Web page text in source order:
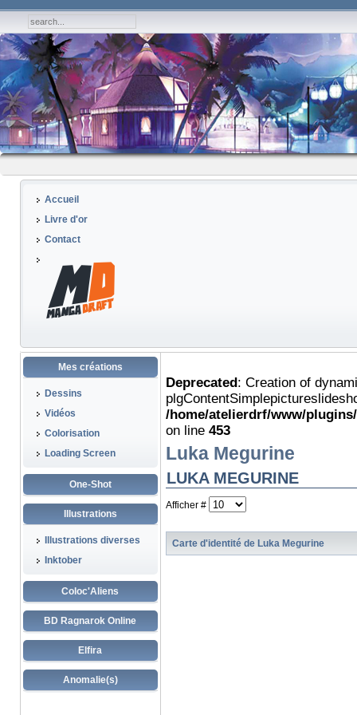
Accueil
Livre d'or
Contact
Mes créations
Dessins
Vidéos
Colorisation
Loading Screen
One-Shot
Illustrations
Illustrations diverses
Inktober
Coloc'Aliens
BD Ragnarok Online
Elfira
Anomalie(s)
Deprecated: Creation of
/home/atelierdrf/www/
on line 453
Luka Megurine
LUKA MEGURINE
Afficher #
Carte d'identité de Luka Megurine